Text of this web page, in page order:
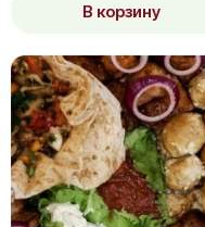
В корзину